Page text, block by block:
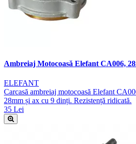
Ambreiaj Motocoasă Elefant CA006,
ELEFANT
Carcasă ambreiaj motocoasă Elefant
28mm și ax cu 9 dinți. Rezistență ridicată.
35 Lei